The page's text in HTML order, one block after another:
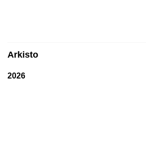
Arkisto
2026